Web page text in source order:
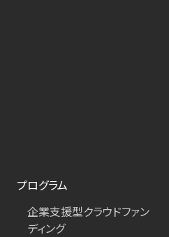
プログラム
企業支援型クラウドファン
ディング